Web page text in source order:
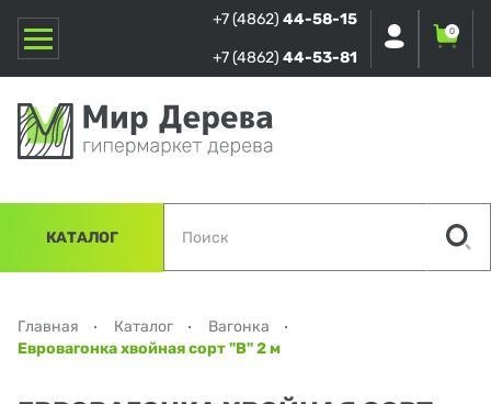
+7 (4862) 44-58-15
+7 (4862) 44-53-81
0
КАТАЛОГ
Главная Каталог
Вагонка
Евровагонка хвойная сорт "B" 2 м